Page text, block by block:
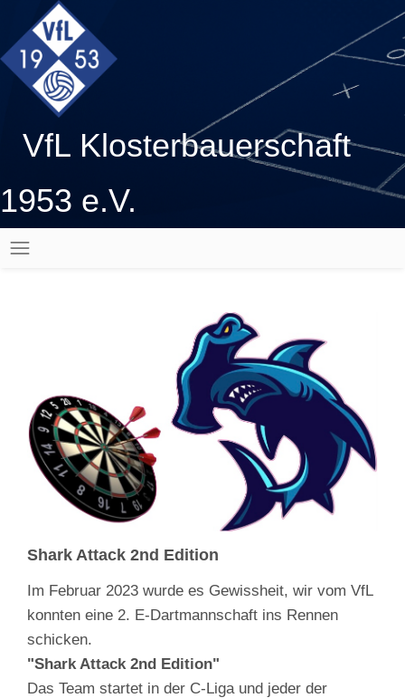
VfL Klosterbauerschaft
1953 e.V.
Shark Attack 2nd Edition
Im Februar 2023 wurde es Gewissheit, wir vom VfL
konnten eine 2. E-Dartmannschaft ins Rennen
schicken.
"Shark Attack 2nd Edition"
Das Team startet in der C-Liga und jeder der